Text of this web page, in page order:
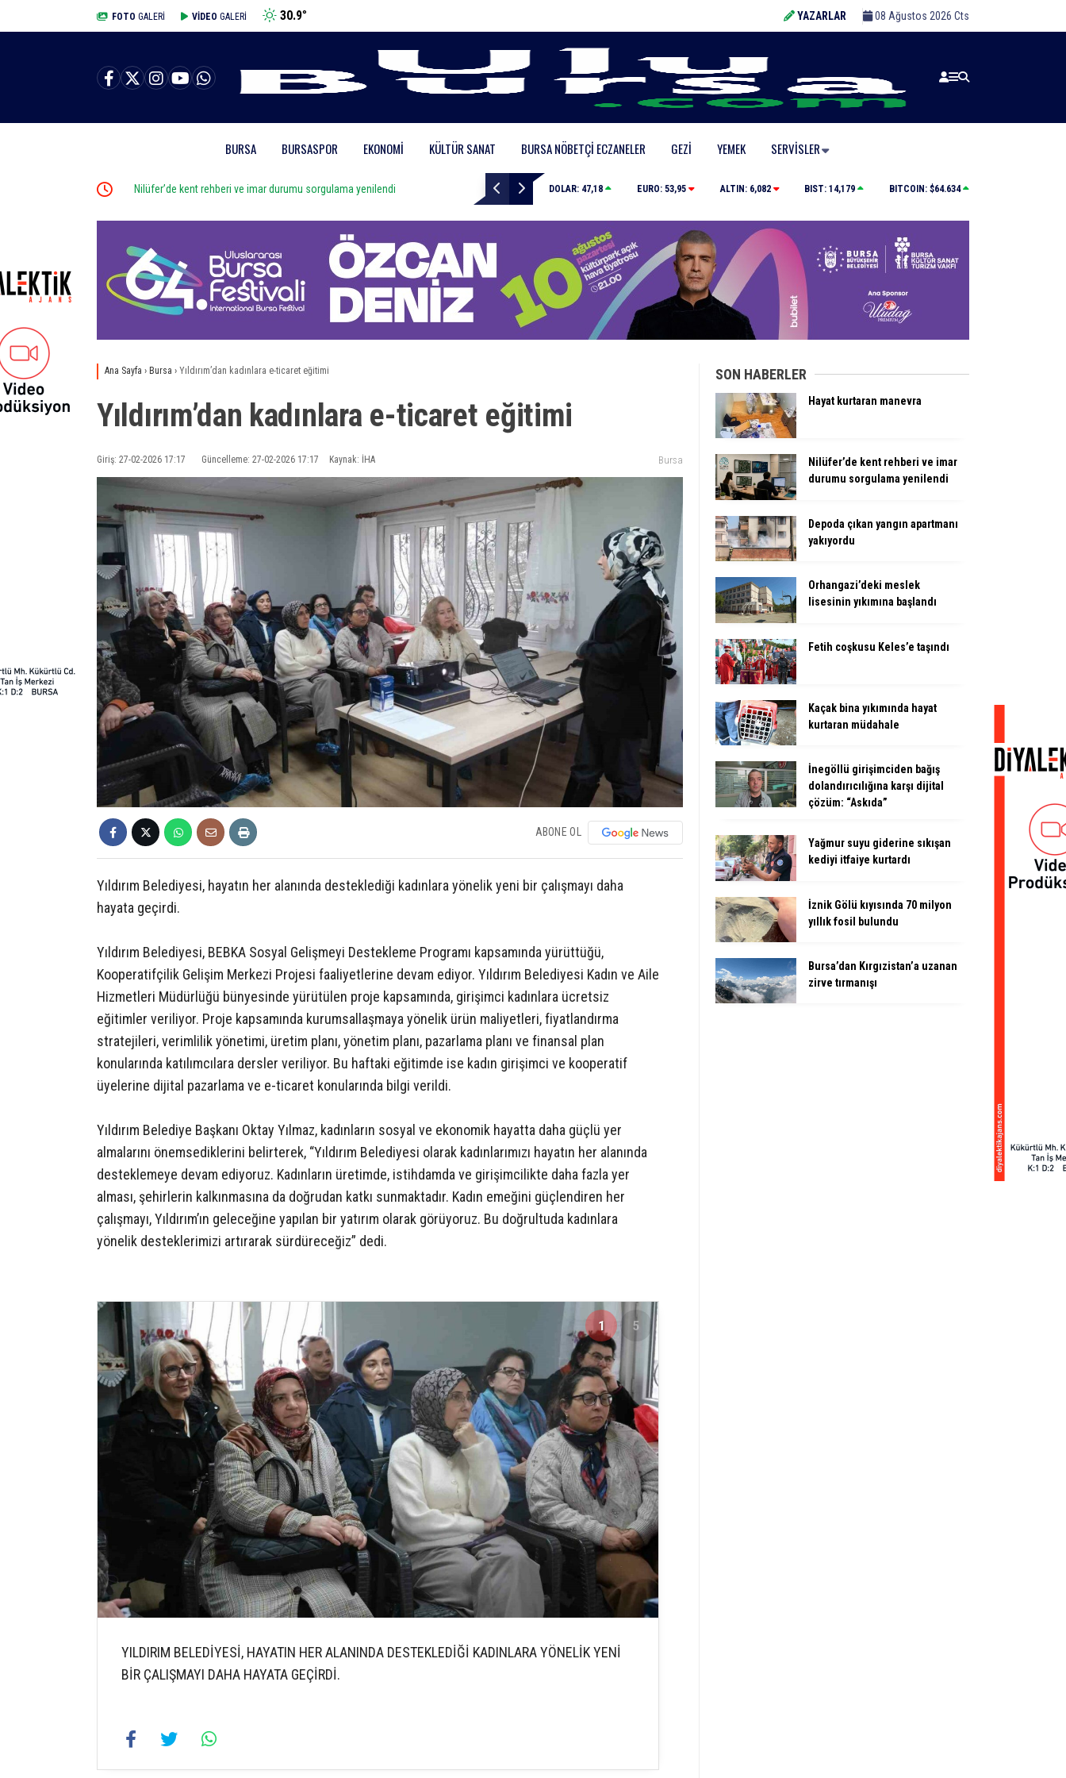
FOTO GALERİ VİDEO GALERİ 30.9° YAZARLAR 08 Ağustos 2026 Cts
BURSA BURSASPOR EKONOMI KÜLTÜR SANAT BURSA NÖBETÇI ECZANELER GEZI YEMEK SERVISLER
Nilüfer’de kent rehberi ve imar durumu sorgulama yenilendi Depoda çıkan yangın apartmanı yakıyordu Orhangazi’deki meslek lisesinin yıkımına başlandı
DOLAR: 47,18 EURO: 53,95 ALTIN: 6,082 BIST: 14,179 BITCOIN: $64.634
Ana Sayfa › Bursa › Yıldırım’dan kadınlara e-ticaret eğitimi
Yıldırım’dan kadınlara e-ticaret eğitimi
Giriş: 27-02-2026 17:17 Güncelleme: 27-02-2026 17:17 Kaynak: İHA Bursa
ABONE OL
Yıldırım Belediyesi, hayatın her alanında desteklediği kadınlara yönelik yeni bir çalışmayı daha
hayata geçirdi.
Yıldırım Belediyesi, BEBKA Sosyal Gelişmeyi Destekleme Programı kapsamında yürüttüğü,
Kooperatifçilik Gelişim Merkezi Projesi faaliyetlerine devam ediyor. Yıldırım Belediyesi Kadın ve Aile
Hizmetleri Müdürlüğü bünyesinde yürütülen proje kapsamında, girişimci kadınlara ücretsiz
eğitimler veriliyor. Proje kapsamında kurumsallaşmaya yönelik ürün maliyetleri, fiyatlandırma
stratejileri, verimlilik yönetimi, üretim planı, yönetim planı, pazarlama planı ve finansal plan
konularında katılımcılara dersler veriliyor. Bu haftaki eğitimde ise kadın girişimci ve kooperatif
üyelerine dijital pazarlama ve e-ticaret konularında bilgi verildi.
Yıldırım Belediye Başkanı Oktay Yılmaz, kadınların sosyal ve ekonomik hayatta daha güçlü yer
almalarını önemsediklerini belirterek, “Yıldırım Belediyesi olarak kadınlarımızı hayatın her alanında
desteklemeye devam ediyoruz. Kadınların üretimde, istihdamda ve girişimcilikte daha fazla yer
alması, şehirlerin kalkınmasına da doğrudan katkı sunmaktadır. Kadın emeğini güçlendiren her
çalışmayı, Yıldırım’ın geleceğine yapılan bir yatırım olarak görüyoruz. Bu doğrultuda kadınlara
yönelik desteklerimizi artırarak sürdüreceğiz” dedi.
1 5
YILDIRIM BELEDİYESİ, HAYATIN HER ALANINDA DESTEKLEDİĞİ KADINLARA YÖNELİK YENİ
BİR ÇALIŞMAYI DAHA HAYATA GEÇİRDİ.
SON HABERLER
Hayat kurtaran manevra
Nilüfer’de kent rehberi ve imar
durumu sorgulama yenilendi
Depoda çıkan yangın apartmanı
yakıyordu
Orhangazi’deki meslek
lisesinin yıkımına başlandı
Fetih coşkusu Keles’e taşındı
Kaçak bina yıkımında hayat
kurtaran müdahale
İnegöllü girişimciden bağış
dolandırıcılığına karşı dijital
çözüm: “Askıda”
Yağmur suyu giderine sıkışan
kediyi itfaiye kurtardı
İznik Gölü kıyısında 70 milyon
yıllık fosil bulundu
Bursa’dan Kırgızistan’a uzanan
zirve tırmanışı